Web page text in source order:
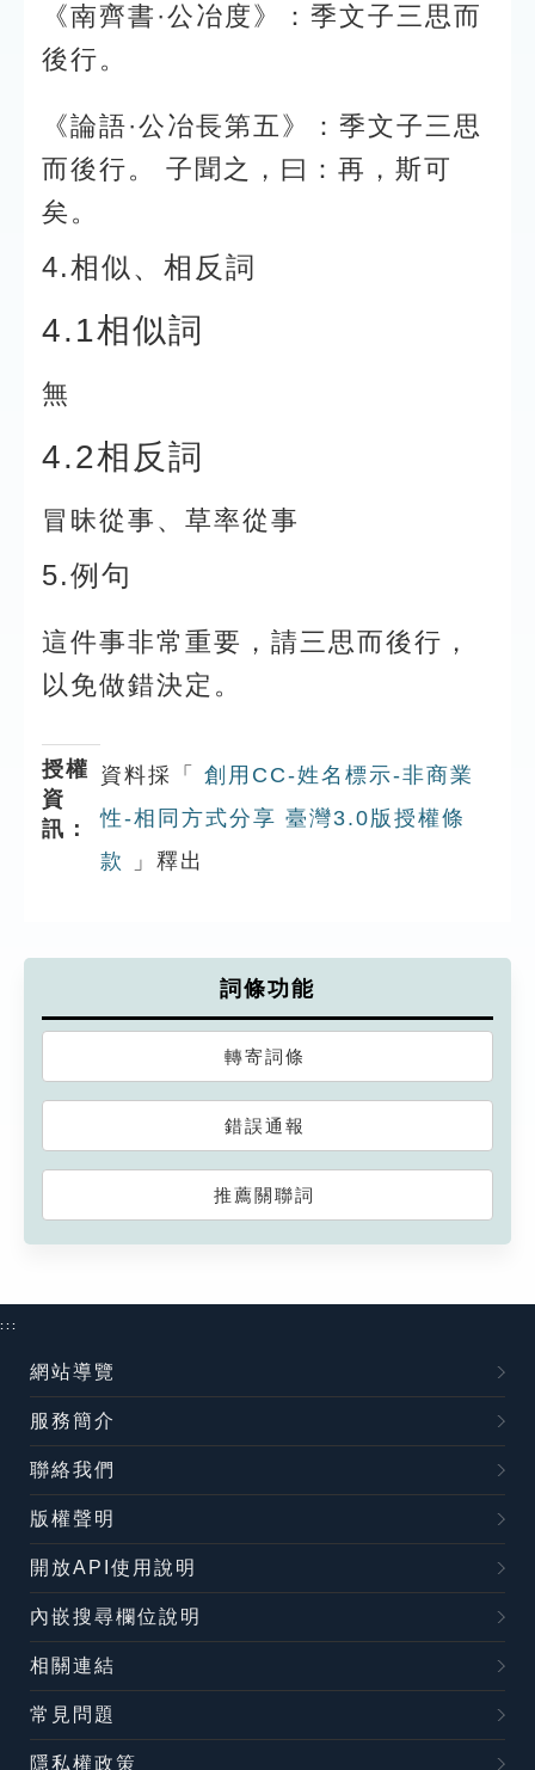
《南齊書·公冶度》：季文子三思而
後行。
《論語·公冶長第五》：季文子三思
而後行。 子聞之，曰：再，斯可
矣。
4.相似、相反詞
4.1相似詞
無
4.2相反詞
冒昧從事、草率從事
5.例句
這件事非常重要，請三思而後行，
以免做錯決定。
授權
資
訊：
資料採「
創用CC-姓名標示-非商業
性-相同方式分享 臺灣3.0版授權條
款
」釋出
詞條功能
轉寄詞條
錯誤通報
推薦關聯詞
:::
網站導覽
服務簡介
聯絡我們
版權聲明
開放API使用說明
內嵌搜尋欄位說明
相關連結
常見問題
隱私權政策